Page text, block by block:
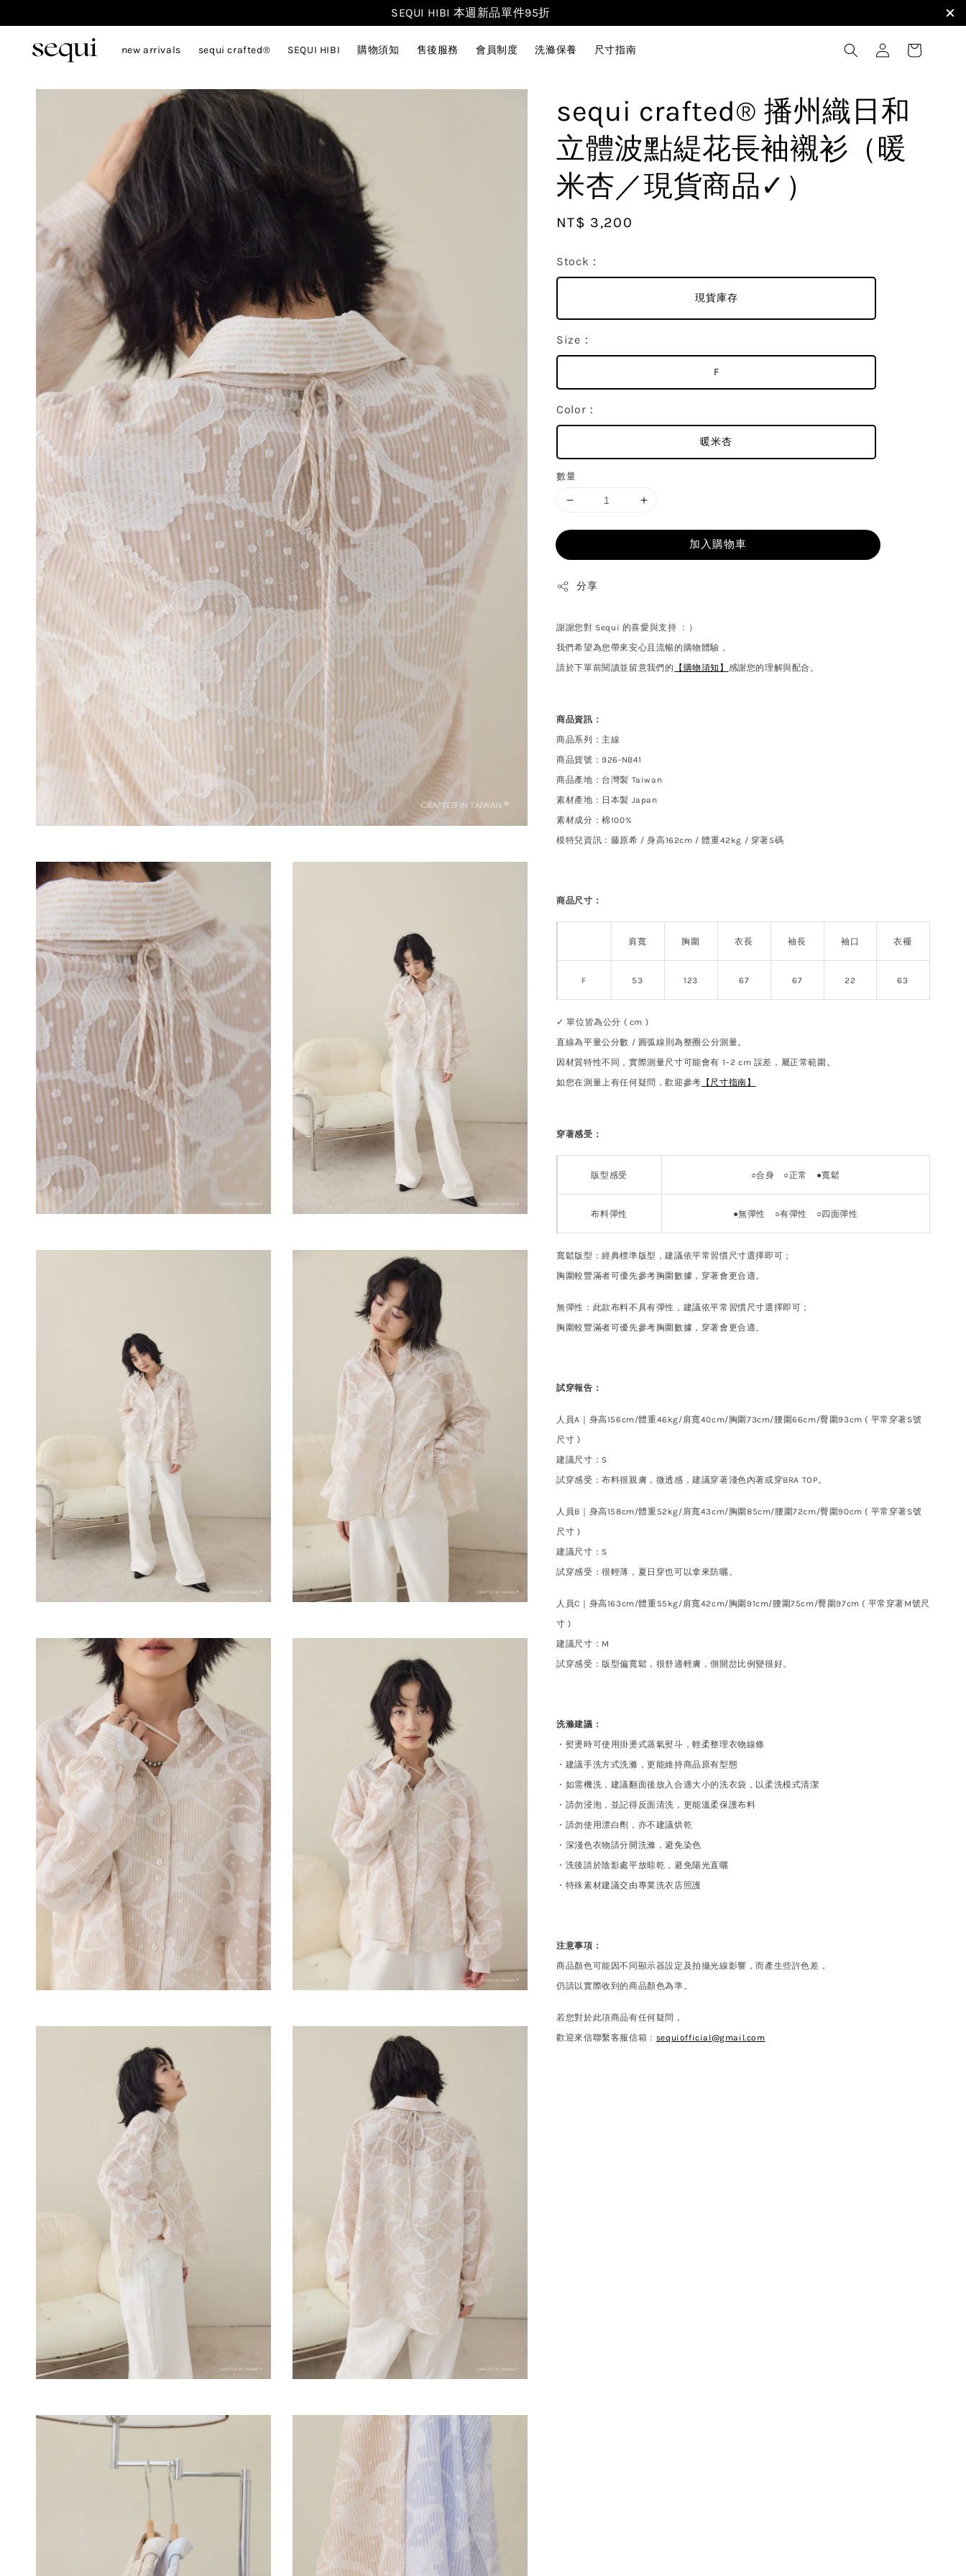
SEQUI HIBI 本週新品單件95折
new arrivals sequi crafted® SEQUI HIBI 購物須知 售後服務 會員制度 洗滌保養 尺寸指南
sequi crafted® 播州織日和
立體波點緹花長袖襯衫（暖
米杏／現貨商品✓）
Regular
NT$ 3,200
Stock：
現貨庫存
Size：
F
Color：
暖米杏
數量
加入購物車
分享
謝謝您對 Sequi 的喜愛與支持 ：）
我們希望為您帶來安心且流暢的購物體驗，
請於下單前閱讀並留意我們的
【購物須知】 感謝您的理解與配合。
商品資訊：
商品系列：主線
商品貨號：926-NB41
商品產地：台灣製 Taiwan
素材產地：日本製 Japan
素材成分：棉100%
模特兒資訊：藤原希 /身高162cm / 體重42kg / 穿著S碼
商品尺寸：
肩寬 胸圍 衣長 袖長 袖口 衣襬
F 53 123 67 67 22 63
✓ 單位皆為公分 ( cm )
直線為平量公分數 / 圓弧線則為整圈公分測量。
因材質特性不同，實際測量尺寸可能會有 1–2 cm 誤差，屬正常範圍。
如您在測量上有任何疑問，歡迎參考 【尺寸指南】
穿著感受：
版型感受 ○合身 ○正常 ●寬鬆
布料彈性 ●無彈性 ○有彈性 ○四面彈性
寬鬆版型：經典標準版型，建議依平常習慣尺寸選擇即可；
胸圍較豐滿者可優先參考胸圍數據，穿著會更合適。
無彈性：此款布料不具有彈性，建議依平常習慣尺寸選擇即可；
胸圍較豐滿者可優先參考胸圍數據，穿著會更合適。
試穿報告：
人員A｜身高156cm/體重46kg/肩寬40cm/胸圍73cm/腰圍66cm/臀圍93cm ( 平常穿著S號
尺寸 )
建議尺寸 ： S
試穿感受：布料很親膚，微透感，建議穿著淺色內著或穿BRA TOP。
人員B｜身高158cm/體重52kg/肩寬43cm/胸圍85cm/腰圍72cm/臀圍90cm ( 平常穿著S號
尺寸 )
建議尺寸 ： S
試穿感受：很輕薄，夏日穿也可以拿來防曬。
人員C｜身高163cm/體重55kg/肩寬42cm/胸圍91cm/腰圍75cm/臀圍97cm ( 平常穿著M號尺
寸 )
建議尺寸 ： M
試穿感受：版型偏寬鬆，很舒適輕膚，側開岔比例變很好。
洗滌建議：
・熨燙時可使用掛燙式蒸氣熨斗，輕柔整理衣物線條
・建議手洗方式洗滌，更能維持商品原有型態
・如需機洗，建議翻面後放入合適大小的洗衣袋，以柔洗模式清潔
・請勿浸泡，並記得反面清洗，更能溫柔保護布料
・請勿使用漂白劑，亦不建議烘乾
・深淺色衣物請分開洗滌，避免染色
・洗後請於陰影處平放晾乾，避免陽光直曬
・特殊素材建議交由專業洗衣店照護
注意事項：
商品顏色可能因不同顯示器設定及拍攝光線影響，而產生些許色差，
仍請以實際收到的商品顏色為準。
若您對於此項商品有任何疑問，
歡迎來信聯繫客服信箱： sequiofficial@gmail.com